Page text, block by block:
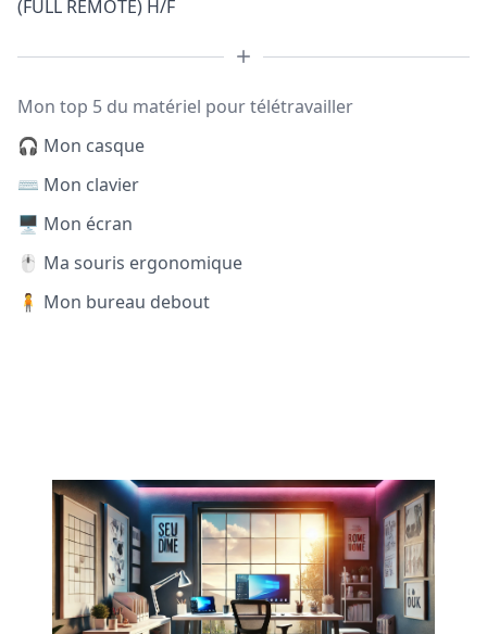
(FULL REMOTE) H/F
Mon top 5 du matériel pour télétravailler
🎧 Mon casque
⌨️ Mon clavier
🖥️ Mon écran
🖱️ Ma souris ergonomique
🧍 Mon bureau debout